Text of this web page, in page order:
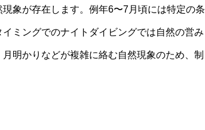
象が存在します。例年6〜7月頃には特定の条
ミングでのナイトダイビングでは自然の営み
明かりなどが複雑に絡む自然現象のため、制